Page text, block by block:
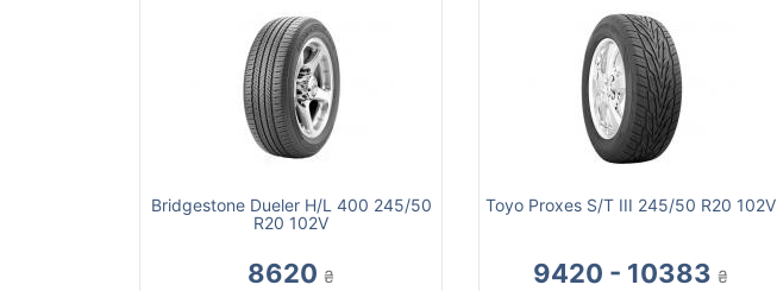
Bridgestone Dueler H/L 400 245/50
R20 102V
8620 ₴
Toyo Proxes S/T III 245/50 R20 102V
9420 - 10383 ₴